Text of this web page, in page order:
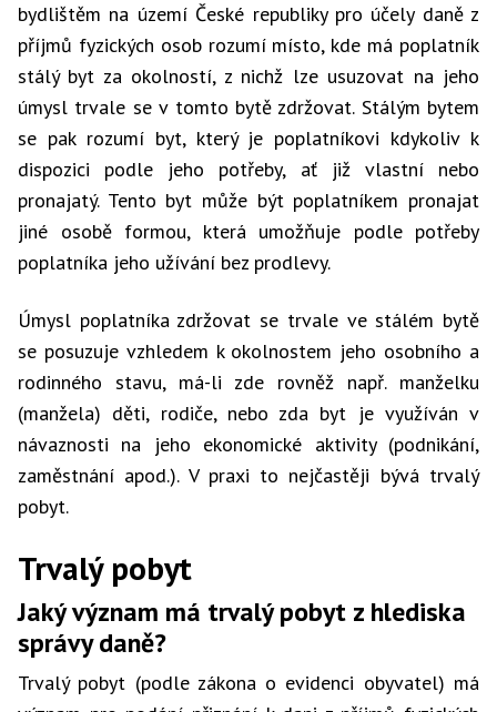
bydlištěm na území České republiky pro účely daně z
příjmů fyzických osob rozumí místo, kde má poplatník
stálý byt za okolností, z nichž lze usuzovat na jeho
úmysl trvale se v tomto bytě zdržovat. Stálým bytem
se pak rozumí byt, který je poplatníkovi kdykoliv k
dispozici podle jeho potřeby, ať již vlastní nebo
pronajatý. Tento byt může být poplatníkem pronajat
jiné osobě formou, která umožňuje podle potřeby
poplatníka jeho užívání bez prodlevy.
Úmysl poplatníka zdržovat se trvale ve stálém bytě
se posuzuje vzhledem k okolnostem jeho osobního a
rodinného stavu, má-li zde rovněž např. manželku
(manžela) děti, rodiče, nebo zda byt je využíván v
návaznosti na jeho ekonomické aktivity (podnikání,
zaměstnání apod.). V praxi to nejčastěji bývá trvalý
pobyt.
Trvalý pobyt
Jaký význam má trvalý pobyt z hlediska
správy daně?
Trvalý pobyt (podle zákona o evidenci obyvatel) má